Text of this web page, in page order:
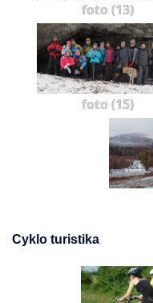
foto (13)
foto (15)
Cyklo turistika